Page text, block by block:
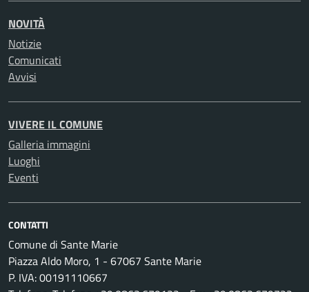
NOVITÀ
Notizie
Comunicati
Avvisi
VIVERE IL COMUNE
Galleria immagini
Luoghi
Eventi
CONTATTI
Comune di Sante Marie
Piazza Aldo Moro, 1 - 67067 Sante Marie
P. IVA: 00191110667